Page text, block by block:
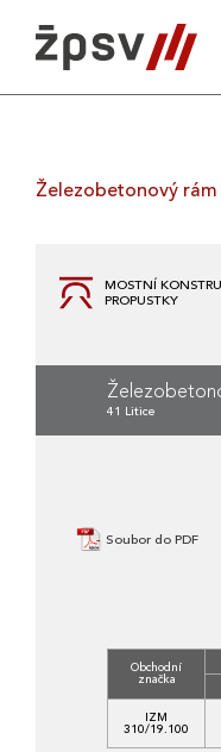
content
Železobetonový
MOSTNÍ
PROPUSTKY
41 Litice
Soubor do PDF
Obchodní
značka
IZM
310/19.100